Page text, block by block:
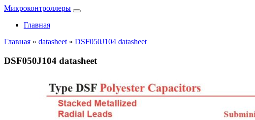
Микроконтроллеры
Главная
Главная » datasheet » DSF050J104 datasheet
DSF050J104 datasheet